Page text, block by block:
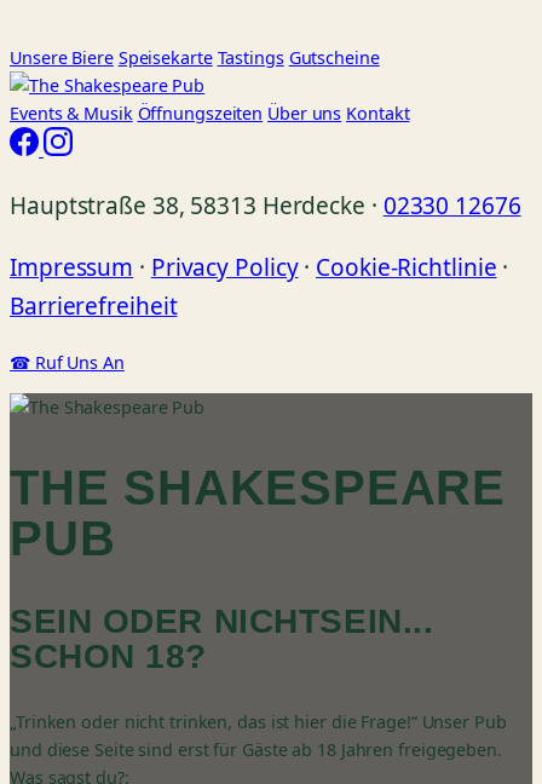
Unsere Biere Speisekarte Tastings Gutscheine
Events& Musik Öffnungszeiten Über uns Kontakt
Hauptstraße 38, 58313 Herdecke · 02330 12676
Impressum · Privacy Policy· Cookie-Richtlinie ·
Barrierefreiheit
☎ Ruf Uns An
THE SHAKESPEARE
PUB
SEIN ODER NICHTSEIN...
SCHON 18?
„Trinken oder nicht trinken, das ist hier die Frage!“ Unser Pub
und diese Seite sind erst für Gäste ab 18 Jahren freigegeben.
Was sagst du?: